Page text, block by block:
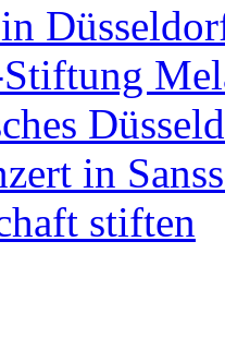
in
stiften